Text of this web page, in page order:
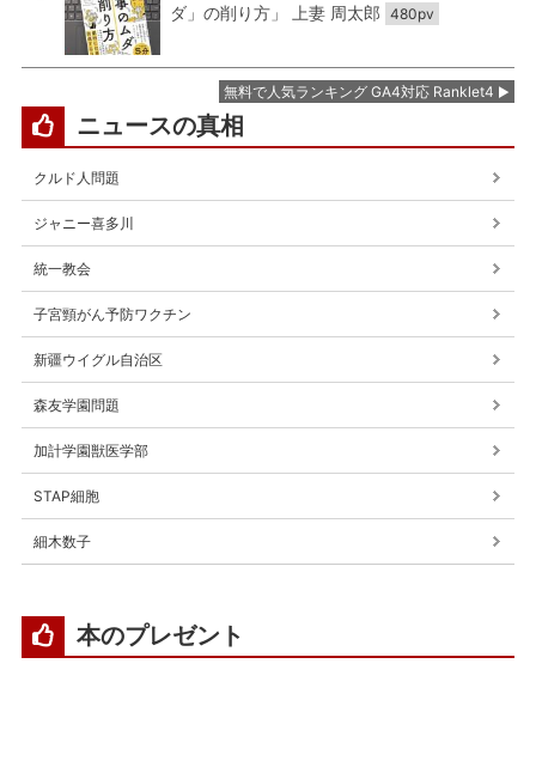
ダ」の削り方」 上妻 周太郎 480pv
無料で人気ランキング GA4対応 Ranklet4
ニュースの真相
クルド人問題
ジャニー喜多川
統一教会
子宮頸がん予防ワクチン
新疆ウイグル自治区
森友学園問題
加計学園獣医学部
STAP細胞
細木数子
本のプレゼント